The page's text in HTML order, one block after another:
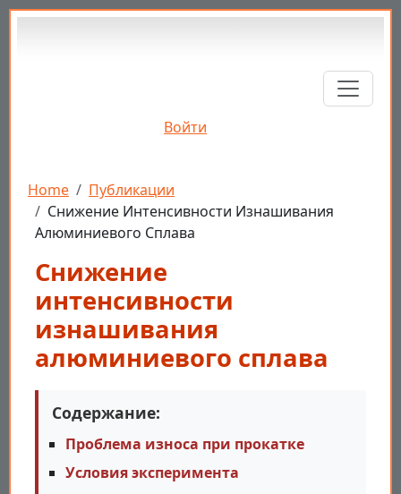
Перейти к основному содержанию
Войти
Строка навигации
Home
Публикации
Снижение Интенсивности Изнашивания
Алюминиевого Сплава
Снижение
интенсивности
изнашивания
алюминиевого сплава
Содержание:
Проблема износа при прокатке
Условия эксперимента